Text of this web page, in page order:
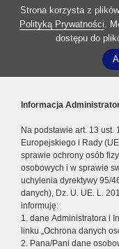
Strona korzysta z
Polityką Prywatności.
dostępu do
Informacja
Na podstawie art. 13 ust.
Europejskiego i Rady
sprawie ochrony osób
osobowych i w sprawie
uchylenia dyrektywy 95/
danych), Dz. U. UE. L.
informuję:
1. dane Administratora i
linku „Ochrona danych
2. Pana/Pani dane